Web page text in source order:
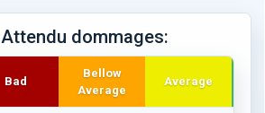
dommages:
Bad
Bellow
Average
Average